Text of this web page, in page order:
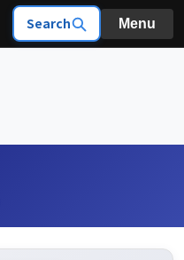
Search Menu